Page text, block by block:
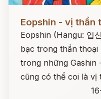
Eopshin - vị thần
Eopshin (Hangu: 업
bạc trong thần thoại
trong những Gashin
cũng có thể coi là vị